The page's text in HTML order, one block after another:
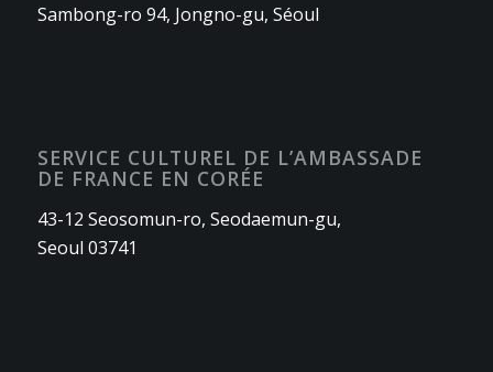
Sambong-ro 94, Jongno-gu, Séoul
SERVICE CULTUREL DE L’AMBASSADE
DE FRANCE EN CORÉE
43-12 Seosomun-ro, Seodaemun-gu,
Seoul 03741